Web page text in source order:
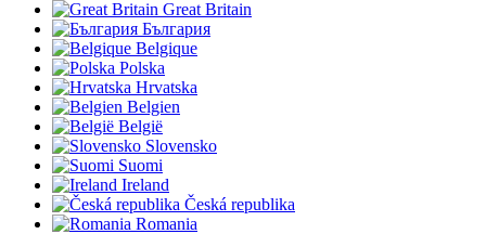
Great Britain
България
Belgique
Polska
Hrvatska
Belgien
België
Slovensko
Suomi
Ireland
Česká republika
Romania